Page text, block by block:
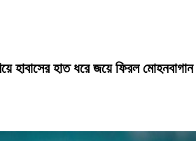
হাবাসের হাত ধরে জয়ে ফিরল মোহনবাগান